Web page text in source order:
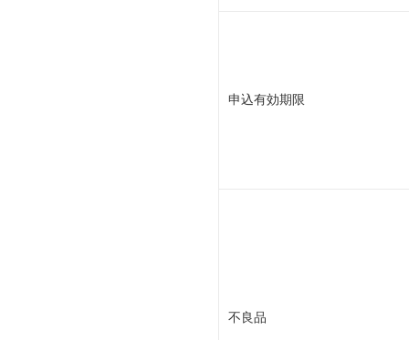
申込有効期限
不良品